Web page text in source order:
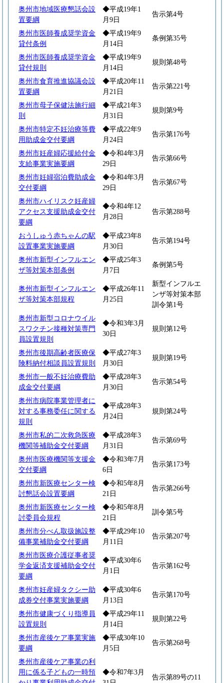
奥州市地域医療懇話会設
置要綱
◆平成19年1
月9日
告示第4号
奥州市医師養成奨学資金
貸付条例
◆平成19年9
月14日
条例第35号
奥州市医師養成奨学資金
貸付規則
◆平成19年9
月14日
規則第48号
奥州市食育推進協議会設
置要綱
◆平成20年11
月21日
告示第221号
奥州市母子保健法施行細
則
◆平成21年3
月31日
規則第9号
奥州市特定不妊治療等費
用助成金交付要綱
◆平成22年9
月24日
告示第176号
奥州市妊産婦応援給付金
支給事業実施要綱
◆令和4年3月
29日
告示第66号
奥州市妊婦宿泊費助成金
交付要綱
◆令和4年3月
29日
告示第67号
奥州市ハイリスク妊産婦
アクセス支援助成金交付
要綱
◆令和4年12
月28日
告示第288号
おうしゅう赤ちゃんの駅
設置事業実施要綱
◆平成23年8
月30日
告示第194号
奥州市新型インフルエン
ザ等対策本部条例
◆平成25年3
月7日
条例第5号
奥州市新型インフルエン
ザ等対策本部規程
◆平成26年11
月25日
新型インフルエ
ンザ等対策本部
訓令第1号
奥州市新型コロナウイル
スワクチン接種対策専門
員設置規則
◆令和3年3月
30日
規則第12号
奥州市後期高齢者医療保
険料納付相談員設置規則
◆平成27年3
月30日
規則第19号
奥州市一般不妊治療費助
成金交付要綱
◆平成28年3
月30日
告示第54号
奥州市病院事業管理者に
対する事務委任に関する
規則
◆平成28年3
月24日
規則第24号
奥州市私的二次救急医療
機関等補助金交付要綱
◆平成28年3
月31日
告示第69号
奥州市医療機関等支援金
交付要綱
◆令和3年7月
6日
告示第173号
奥州市新医療センター検
討懇話会設置要綱
◆令和5年8月
21日
告示第266号
奥州市新医療センター検
討委員会規程
◆令和5年8月
21日
訓令第5号
奥州市分べん取扱施設整
備事業補助金交付要綱
◆平成29年10
月11日
告示第207号
奥州市医療介護従事者奨
学金返済支援補助金交付
要綱
◆平成30年6
月1日
告示第162号
奥州市妊産婦タクシー助
成券交付事業実施要綱
◆平成30年6
月13日
告示第170号
奥州市健康づくり指導員
設置規則
◆平成29年11
月14日
規則第22号
奥州市産後ケア事業実施
要綱
◆平成30年10
月5日
告示第268号
奥州市産後ケア事業の利
用に係る子どもの一時預
◆令和7年3月
告示第89号の11